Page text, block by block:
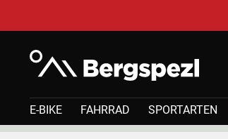
E-BIKE FAHRRAD SPORTARTEN